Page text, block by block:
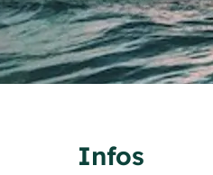
Infos